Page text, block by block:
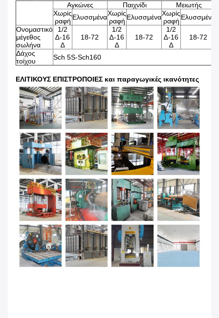
Αγκώνες
Παιχνίδι Μειωτής
Χωρίς
ραφή ΕλυσσμέναΧωρίς
ραφή ΕλυσσμέναΧωρίς
ραφή Ελυσσμένα
Ονομαστικό
μέγεθος
σωλήνα
1/2
∆-16
∆
18-72
1/2
∆-16
∆
18-72
1/2
∆-16
∆
18-72
Δάχος
τοίχου
Sch 5S-Sch160
ΕΛΙΤΙΚΟΥΣ ΕΠΙΣΤΡΟΠΟΙΕΣ και παραγωγικές ικανότητες